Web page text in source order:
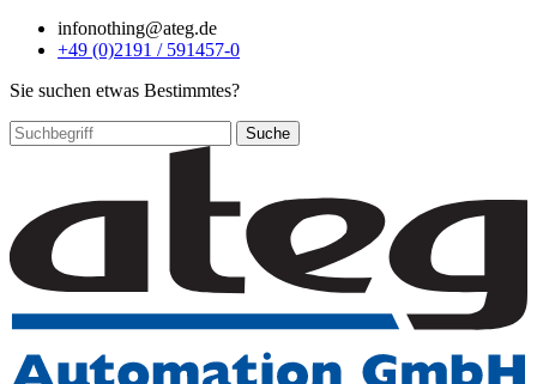
infonothing@ateg.de
+49 (0)2191 / 591457-0
Sie suchen etwas Bestimmtes?
Suche